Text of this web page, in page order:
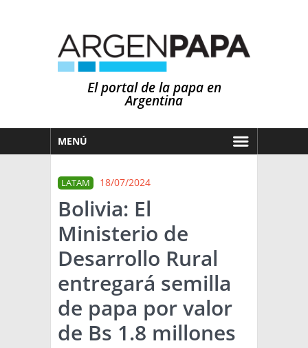
El portal de la papa en
Argentina
MENÚ
MERCADOS
NOTICIAS
EN ESPAÑOL
OTROS IDIOMAS
PRONÓSTICO
LLUVIAS
ARGENTINA
EL MUNDO
TÉCNICA
LATAM 18/07/2024
Bolivia: El
Ministerio de
Desarrollo Rural
entregará semilla
de papa por valor
de Bs 1.8 millones